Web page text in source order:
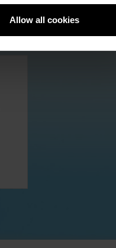
Allow all cookies